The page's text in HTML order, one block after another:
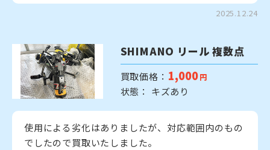
2025.12.24
SHIMANO リール 複数点
買取価格： 1,000 円
状態： キズあり
使用による劣化はありましたが、対応範囲内のもの
でしたので買取いたしました。